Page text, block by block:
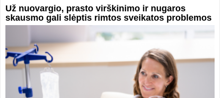
Už nuovargio, prasto virškinimo ir nugaros
skausmo gali slėptis rimtos sveikatos problemos